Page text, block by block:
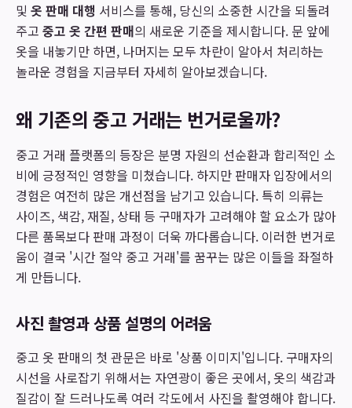
및 옷 판매 대행 서비스를 통해, 당신의 소중한 시간을 되돌려
주고 중고 옷 간편 판매의 새로운 기준을 제시합니다. 문 앞에
옷을 내놓기만 하면, 나머지는 모두 차란이 알아서 처리하는
놀라운 경험을 지금부터 자세히 알아보겠습니다.
왜 기존의 중고 거래는 번거로울까?
중고 거래 플랫폼의 등장은 분명 자원의 선순환과 합리적인 소
비에 긍정적인 영향을 미쳤습니다. 하지만 판매자 입장에서의
경험은 여전히 많은 개선점을 남기고 있습니다. 특히 의류는
사이즈, 색감, 재질, 상태 등 구매자가 고려해야 할 요소가 많아
다른 품목보다 판매 과정이 더욱 까다롭습니다. 이러한 번거로
움이 결국 '시간 절약 중고 거래'를 꿈꾸는 많은 이들을 좌절하
게 만듭니다.
사진 촬영과 상품 설명의 어려움
중고 옷 판매의 첫 관문은 바로 '상품 이미지'입니다. 구매자의
시선을 사로잡기 위해서는 자연광이 좋은 곳에서, 옷의 색감과
질감이 잘 드러나도록 여러 각도에서 사진을 촬영해야 합니다.